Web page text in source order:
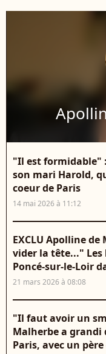
"Il est formidable"
son mari Harold,
coeur de Paris
14 mai 2026 à 11:12
EXCLU Apolline de
vider la tête..."
Poncé-sur-le-Loir
21 mars 2026 à 08:08
"Il faut avoir un
Malherbe a grandi
Paris, avec un